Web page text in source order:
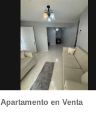
Apartamento en Venta